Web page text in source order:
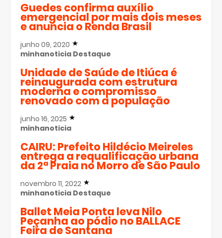
Guedes confirma auxílio
emergencial por mais dois meses
e anuncia o Renda Brasil
junho 09, 2020
minhanoticia Destaque
Unidade de Saúde de Itiúca é
reinaugurada com estrutura
moderna e compromisso
renovado com a população
junho 16, 2025
minhanoticia
CAIRU: Prefeito Hildécio Meireles
entrega a requalificação urbana
da 2ª Praia no Morro de São Paulo
novembro 11, 2022
minhanoticia Destaque
Ballet Meia Ponta leva Nilo
Peçanha ao pódio no BALLACE
Feira de Santana